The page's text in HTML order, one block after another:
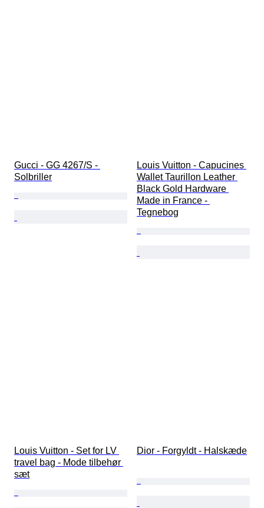
Gucci - GG 4267/S -
Solbriller
Louis Vuitton - Capucines
Wallet Taurillon Leather
Black Gold Hardware
Made in France -
Tegnebog
Louis Vuitton - Set for LV
travel bag - Mode tilbehør
sæt
Dior - Forgyldt - Halskæde